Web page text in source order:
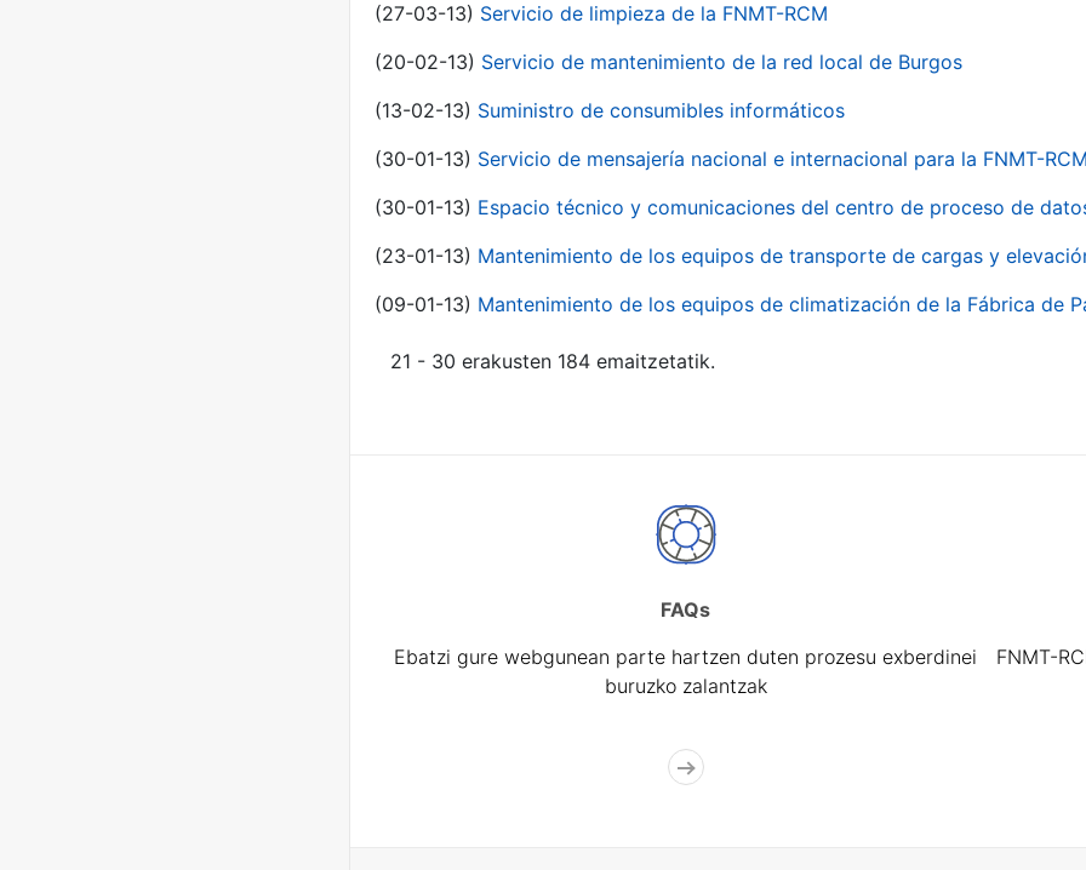
(27-03-13) Servicio de limpieza de la FNMT-RCM
(20-02-13) Servicio de mantenimiento de la red local de Burgos
(13-02-13) Suministro de consumibles informáticos
(30-01-13) Servicio de mensajería nacional e internacional para la FNMT-
(30-01-13) Espacio técnico y comunicaciones del centro de proceso de
(23-01-13) Mantenimiento de los equipos de transporte de cargas y
(09-01-13) Mantenimiento de los equipos de climatización de la Fábrica de
21 - 30 erakusten 184 emaitzetatik.
FAQs
Ebatzi gure webgunean parte hartzen duten prozesu exberdinei
buruzko zalantzak
FNMT-